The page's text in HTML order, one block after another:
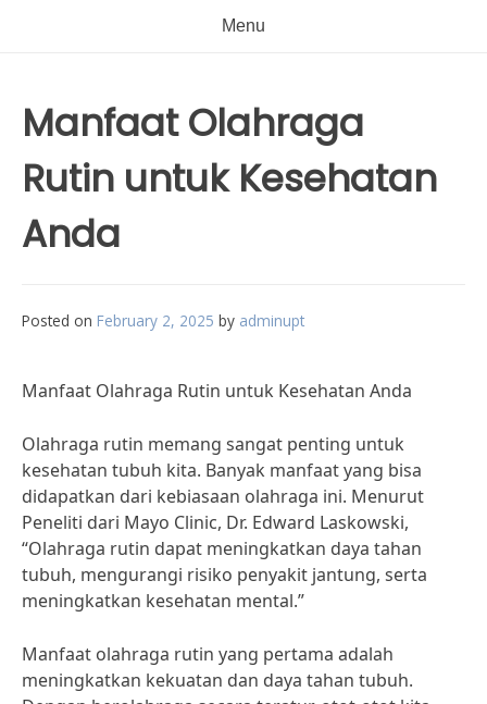
Menu
Manfaat Olahraga
Rutin untuk Kesehatan
Anda
Posted on February 2, 2025 by adminupt
Manfaat Olahraga Rutin untuk Kesehatan Anda
Olahraga rutin memang sangat penting untuk
kesehatan tubuh kita. Banyak manfaat yang bisa
didapatkan dari kebiasaan olahraga ini. Menurut
Peneliti dari Mayo Clinic, Dr. Edward Laskowski,
“Olahraga rutin dapat meningkatkan daya tahan
tubuh, mengurangi risiko penyakit jantung, serta
meningkatkan kesehatan mental.”
Manfaat olahraga rutin yang pertama adalah
meningkatkan kekuatan dan daya tahan tubuh.